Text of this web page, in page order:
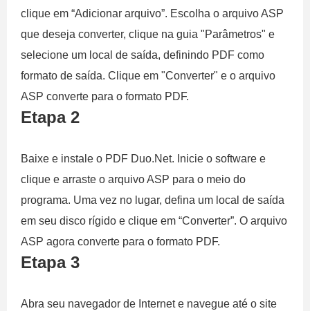
clique em “Adicionar arquivo”. Escolha o arquivo ASP
que deseja converter, clique na guia "Parâmetros" e
selecione um local de saída, definindo PDF como
formato de saída. Clique em "Converter" e o arquivo
ASP converte para o formato PDF.
Etapa 2
Baixe e instale o PDF Duo.Net. Inicie o software e
clique e arraste o arquivo ASP para o meio do
programa. Uma vez no lugar, defina um local de saída
em seu disco rígido e clique em “Converter”. O arquivo
ASP agora converte para o formato PDF.
Etapa 3
Abra seu navegador de Internet e navegue até o site